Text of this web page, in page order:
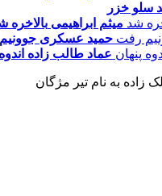
سلو خزر
میثم ابراهیمی بالاخره
حمید عسکری
عماد طالب زاده
زاده به نام تیر مژگان